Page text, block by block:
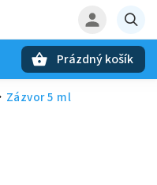
Prázdný košík
Zázvor 5 ml